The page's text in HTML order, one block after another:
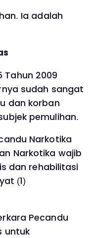
Ia adalah
Tahun 2009
sudah sangat
dan korban
pemulihan.
Narkotika
Narkotika wajib
dan rehabilitasi
(1)
Pecandu
untuk